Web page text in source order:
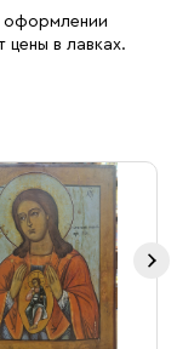
оформлении
цены в лавках.